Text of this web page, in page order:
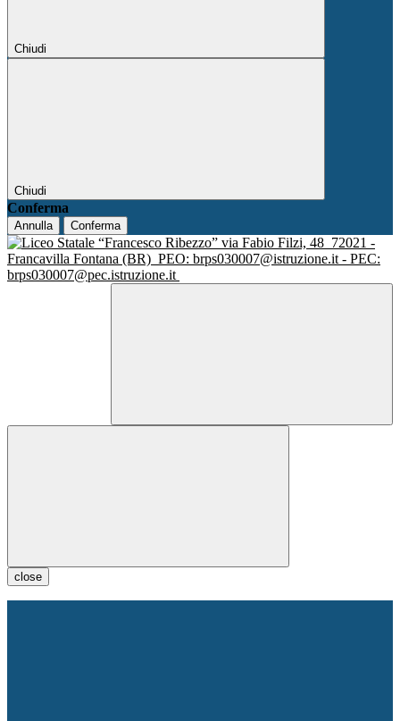
Chiudi
Chiudi
Conferma
Annulla Conferma
via Fabio Filzi, 48 72021 -
Francavilla Fontana (BR) PEO: brps030007@istruzione.it - PEC:
brps030007@pec.istruzione.it
close